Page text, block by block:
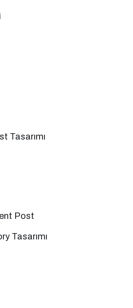
Tasarımı
Post
Tasarımı